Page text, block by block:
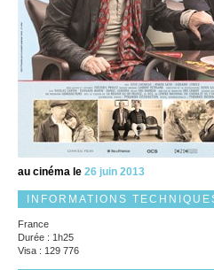
au cinéma le 26 juin 2013
INFORMATIONS
France
Durée : 1h25
Visa : 129 776